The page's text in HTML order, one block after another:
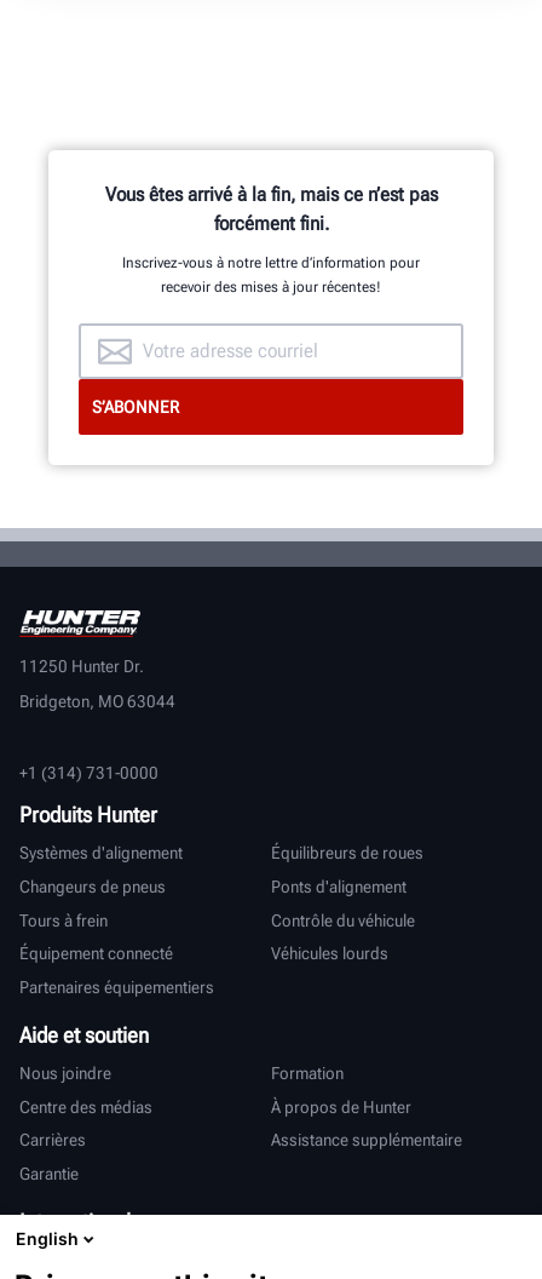
Vous êtes arrivé à la fin, mais ce n’est pas
forcément fini.
Inscrivez-vous à notre lettre d’information pour
recevoir des mises à jour récentes!
11250 Hunter Dr.
Bridgeton, MO 63044
+1 (314) 731-0000
Produits Hunter
Systèmes d'alignement
Équilibreurs de roues
Changeurs de pneus
Ponts d'alignement
Tours à frein
Contrôle du véhicule
Équipement connecté
Véhicules lourds
Partenaires équipementiers
Aide et soutien
Nous joindre
Formation
Centre des médias
À propos de Hunter
Carrières
Assistance supplémentaire
Garantie
International
English